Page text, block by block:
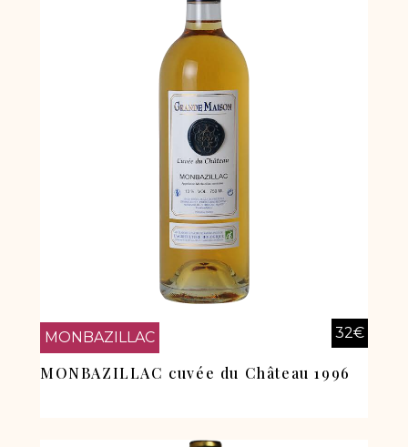
32€
MONBAZILLAC
MONBAZILLAC cuvée du Château 1996